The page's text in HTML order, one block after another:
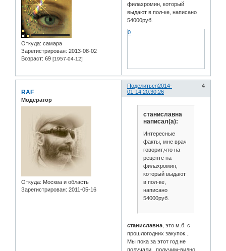
Откуда: самара
Зарегистрирован: 2013-08-02
Возраст: 69 [1957-04-12]
филахромин, который
выдают в пол-ке, написано
54000руб.
0
Поделиться 4
2014-
01-14 20:30:26
RAF
Модератор
Откуда: Москва и область
Зарегистрирован: 2011-05-16
станиславна
написал(а):
Интересные
факты, мне врач
говорит,что на
рецепте на
филахромин,
который выдают
в пол-ке,
написано
54000руб.
станиславна , это м.б. с
прошлогодних закупок...
Мы пока за этот год не
получали...получим-видно